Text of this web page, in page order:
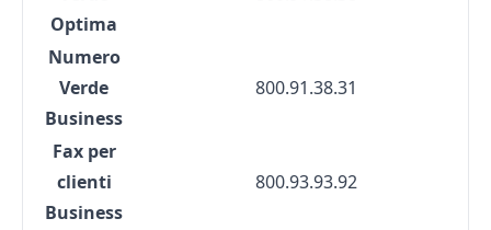
Optima
Numero
Verde
Business
800.91.38.31
Fax per
clienti
Business
800.93.93.92